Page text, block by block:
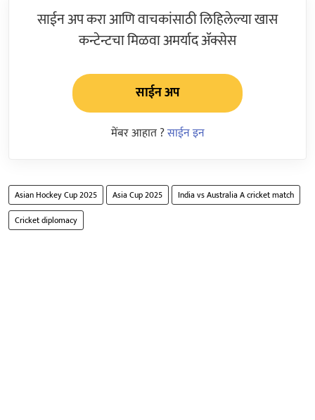
साईन अप करा आणि वाचकांसाठी लिहिलेल्या खास
कन्टेन्टचा मिळवा अमर्याद ॲक्सेस
साईन अप
मेंबर आहात ?साईन इन
Asian Hockey Cup 2025 Asia Cup 2025
India vs Australia A cricket match
Cricket diplomacy